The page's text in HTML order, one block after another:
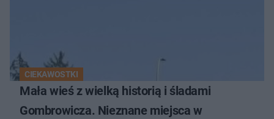
CIEKAWOSTKI
Mała wieś z wielką historią i śladami
Gombrowicza. Nieznane miejsca w